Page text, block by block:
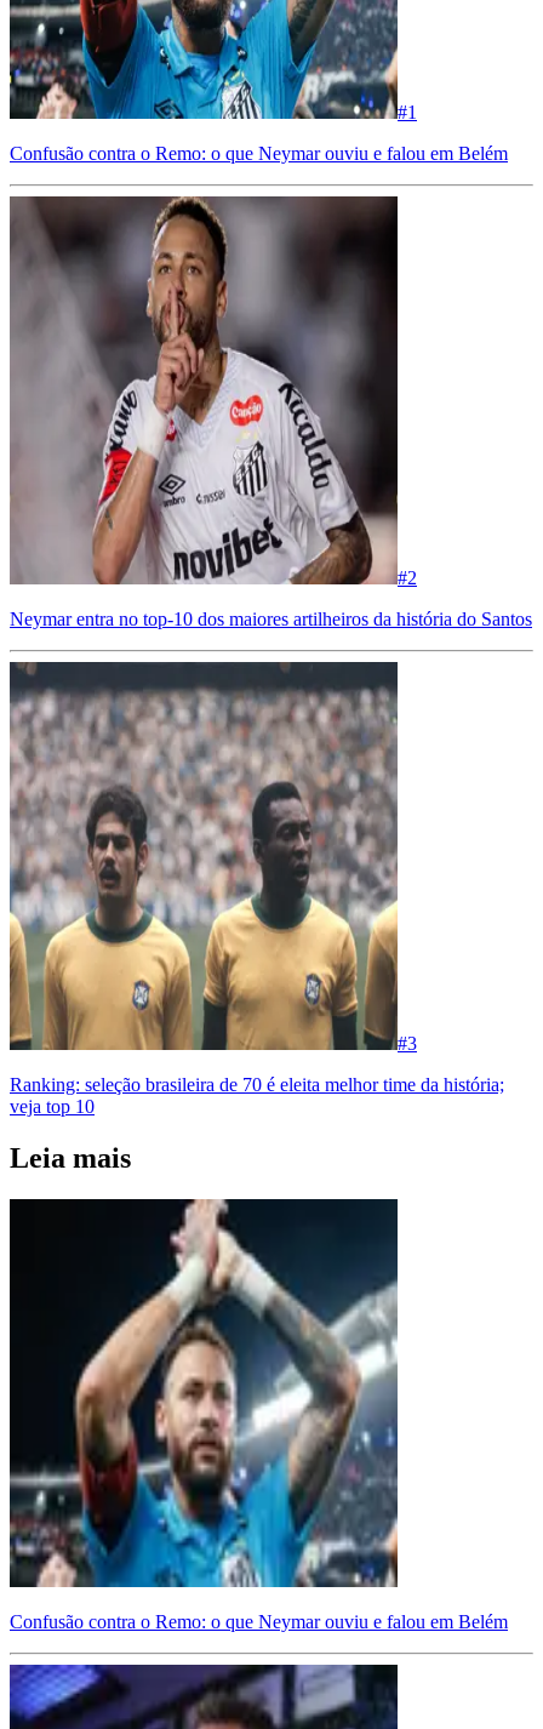
#1
Confusão contra o Remo: o que Neymar ouviu e falou em Belém
#2
Neymar entra no top-10 dos maiores artilheiros da história do Santos
#3
Ranking: seleção brasileira de 70 é eleita melhor time da história;
veja top 10
Leia mais
Confusão contra o Remo: o que Neymar ouviu e falou em Belém